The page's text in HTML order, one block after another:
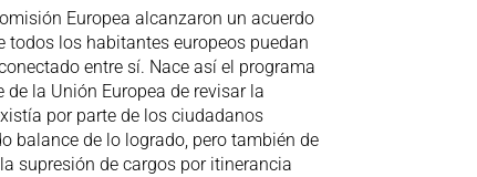
Europea alcanzaron un acuerdo
todos los habitantes europeos puedan
entre sí. Nace así el programa
la Unión Europea de revisar la
por parte de los ciudadanos
balance de lo logrado, pero también de
supresión de cargos por itinerancia